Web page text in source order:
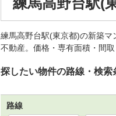
練馬高野台駅(東京都)の新築マ
不動産。価格・専有面積・間
探したい物件の路線・検
路線